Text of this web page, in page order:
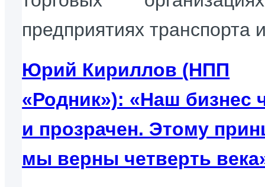
предприятиях транспорта
Юрий Кириллов (НПП
«Родник»): «Наш бизнес
и прозрачен. Этому
мы верны четверть